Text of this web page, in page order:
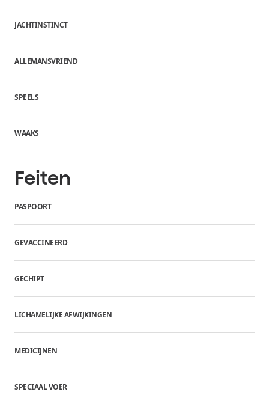
JACHTINSTINCT
ALLEMANSVRIEND
SPEELS
WAAKS
Feiten
PASPOORT
GEVACCINEERD
GECHIPT
LICHAMELIJKE AFWIJKINGEN
MEDICIJNEN
SPECIAAL VOER